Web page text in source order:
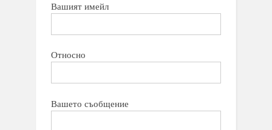
Вашият имейл
Относно
Вашето съобщение